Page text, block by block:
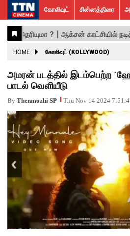
கோலிவுட்
சின்னத்திரை
பாலிவுட்
ஹாலிவுட்
அக்கம்
பக்கம்
ஸ்பெஷல்
ஸ்டோரீஸ்
விமர்சனம்
GALLERY
ACTRESS
ACTORS
MOVIESTILLS
EVENTS
VIDEOS
What’s
Hot
Trending
News
கோலிவுட் சின்னத்திரை
HOME கோலிவுட் (KOLLYWOOD)
அமரன் படத்தில் இடம்பெற்ற
பாடல் வெளியீடு
By Thenmozhi SP Thu Nov 14 2024